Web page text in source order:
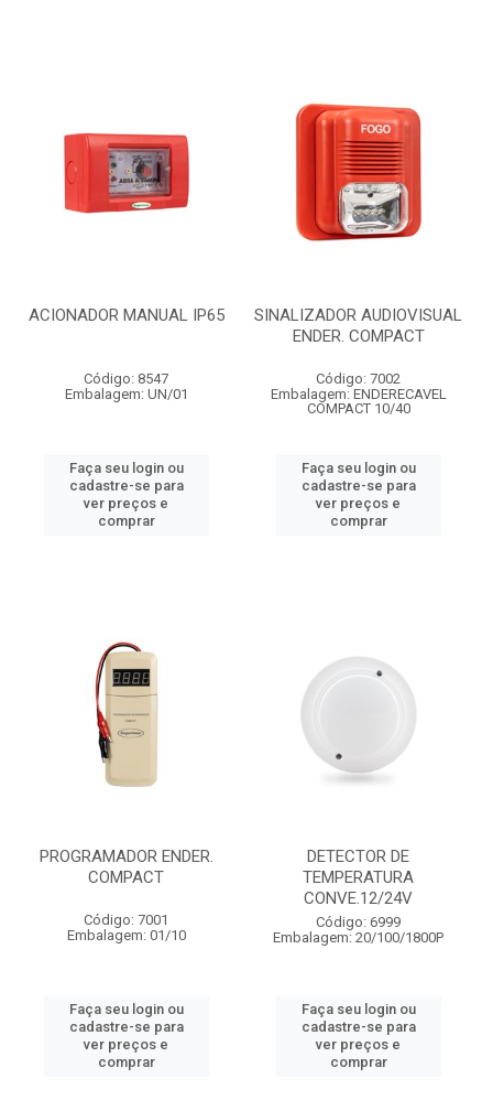
ACIONADOR MANUAL IP65
Código: 8547
Embalagem: UN/01
Faça seu login ou
cadastre-se para
ver preços e
comprar
SINALIZADOR AUDIOVISUAL
ENDER. COMPACT
Código: 7002
Embalagem: ENDERECAVEL
COMPACT 10/40
Faça seu login ou
cadastre-se para
ver preços e
comprar
PROGRAMADOR ENDER.
COMPACT
Código: 7001
Embalagem: 01/10
Faça seu login ou
cadastre-se para
ver preços e
comprar
DETECTOR DE
TEMPERATURA
CONVE.12/24V
Código: 6999
Embalagem: 20/100/1800P
Faça seu login ou
cadastre-se para
ver preços e
comprar